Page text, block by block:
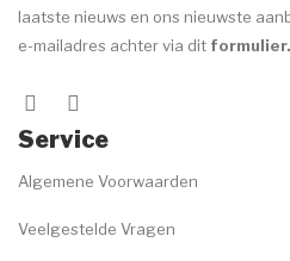
laatste nieuws en ons nieuwste
e-mailadres achter via dit formulier.
Service
Algemene Voorwaarden
Veelgestelde Vragen